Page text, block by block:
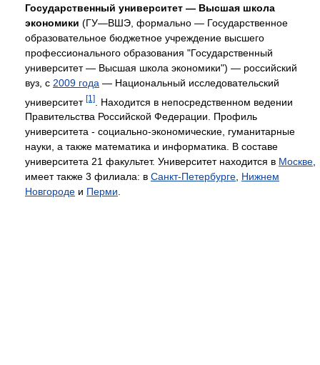
Государственный университет — Высшая школа
экономики (ГУ—ВШЭ, формально — Государственное
образовательное бюджетное учреждение высшего
профессионального образования "Государственный
университет — Высшая школа экономики") — российский
вуз, с 2009 года — Национальный исследовательский
университет [1]
. Находится в непосредственном ведении
Правительства Российской Федерации. Профиль
университета - социально-экономические, гуманитарные
науки, а также математика и информатика. В составе
университета 21 факультет. Университет находится в Москве,
имеет также 3 филиала: в Санкт-Петербурге, Нижнем
Новгороде и Перми.